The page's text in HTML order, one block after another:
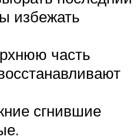
избежать
часть
сгнившие